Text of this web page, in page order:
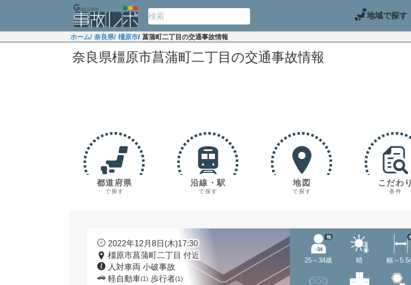
地域で探す
ホーム/ 奈良県/ 橿原市/ 菖蒲町二丁目の交通事故情報
奈良県橿原市菖蒲町二丁目の交通事故情報
都道府県
で探す
沿線・駅
で探す
地図
で探す
こだわり
条件
2022年12月8日(木)17:30
橿原市菖蒲町二丁目 付近
人対車両 小破事故
軽自動車(1) 歩行者(1)
25～34歳
他
晴 幅～